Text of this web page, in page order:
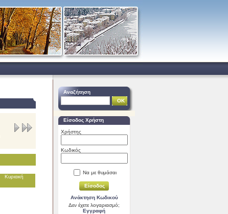
Κυριακή
Αναζήτηση
Είσοδος Χρήστη
Χρήστης
Κωδικός
Να με θυμάσαι
Ανάκτηση Κωδικού
Δεν έχετε λογαριασμό;
Εγγραφή